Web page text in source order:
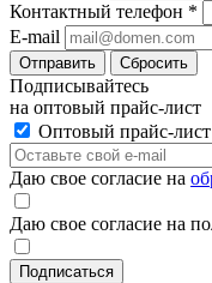
Контактный телефон *
E-mail
Отправить Сбросить
Подписывайтесь
на оптовый прайс-лист
Оптовый прайс-
Даю свое согласие на
Даю свое согласие на